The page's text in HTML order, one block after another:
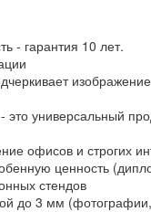
- гарантия 10 лет.
универсальный
офисов и строгих
ценность
стендов
до 3 мм